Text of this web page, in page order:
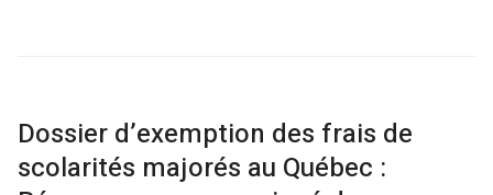
Dossier d’exemption des frais de
scolarités majorés au Québec :